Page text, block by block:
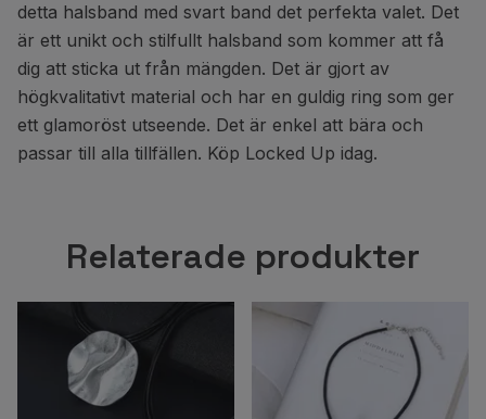
detta halsband med svart band det perfekta valet. Det
är ett unikt och stilfullt halsband som kommer att få
dig att sticka ut från mängden. Det är gjort av
högkvalitativt material och har en guldig ring som ger
ett glamoröst utseende. Det är enkel att bära och
passar till alla tillfällen. Köp Locked Up idag.
Relaterade produkter